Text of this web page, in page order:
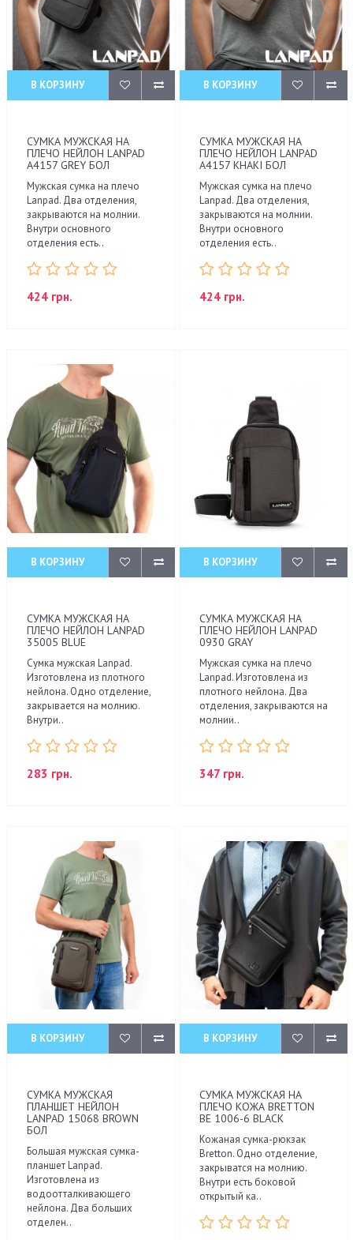
В КОРЗИНУ
СУМКА МУЖСКАЯ НА
ПЛЕЧО НЕЙЛОН LANPAD
A4157 GREY БОЛ
Мужская сумка на плечо
Lanpad. Два отделения,
закрываются на молнии.
Внутри основного
отделения есть..
424 грн.
В КОРЗИНУ
СУМКА МУЖСКАЯ НА
ПЛЕЧО НЕЙЛОН LANPAD
A4157 KHAKI БОЛ
Мужская сумка на плечо
Lanpad. Два отделения,
закрываются на молнии.
Внутри основного
отделения есть..
424 грн.
В КОРЗИНУ
СУМКА МУЖСКАЯ НА
ПЛЕЧО НЕЙЛОН LANPAD
35005 BLUE
Сумка мужская Lanpad.
Изготовлена из плотного
нейлона. Одно отделение,
закрывается на молнию.
Внутри..
283 грн.
В КОРЗИНУ
СУМКА МУЖСКАЯ НА
ПЛЕЧО НЕЙЛОН LANPAD
0930 GRAY
Мужская сумка на плечо
Lanpad. Изготовлена из
плотного нейлона. Два
отделения, закрываются на
молнии..
347 грн.
В КОРЗИНУ
СУМКА МУЖСКАЯ
ПЛАНШЕТ НЕЙЛОН
LANPAD 15068 BROWN
БОЛ
Большая мужская сумка-
планшет Lanpad.
Изготовлена из
водоотталкивающего
нейлона. Два больших
отделен..
В КОРЗИНУ
СУМКА МУЖСКАЯ НА
ПЛЕЧО КОЖА BRETTON
BE 1006-6 BLACK
Кожаная сумка-рюкзак
Bretton. Одно отделение,
закрыватся на молнию.
Внутри есть боковой
открытый ка..